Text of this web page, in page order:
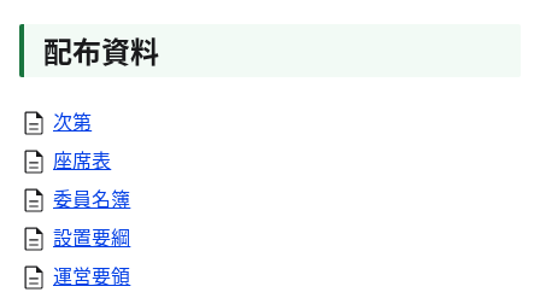
配布資料
次第
座席表
委員名簿
設置要綱
運営要領